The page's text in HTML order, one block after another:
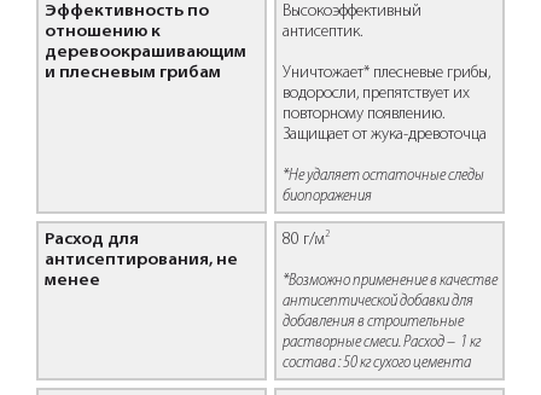
Эффективность по
отношению к
деревоокрашивающим
и плесневым грибам
Высокоэффективный
антисептик.
Уничтожает* плесневые грибы,
водоросли, препятствует их
повторному появлению.
Защищает от жука-древоточца
*Не удаляет остаточные следы
биопоражения
Расход для
антисептирования, не
менее
80 г/м2
*Возможно применение в качестве
антисептической добавки для
добавления в строительные
растворные смеси. Расход – 1 кг
состава : 50 кг сухого цемента